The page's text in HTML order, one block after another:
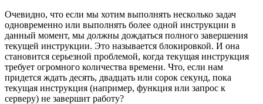
Очевидно, что если мы хотим выполнять несколько задач
одновременно или выполнять более одной инструкции в
данный момент, мы должны дождаться полного завершения
текущей инструкции. Это называется блокировкой. И она
становится серьезной проблемой, когда текущая инструкция
требует огромного количества времени. Что, если нам
придется ждать десять, двадцать или сорок секунд, пока
текущая инструкция (например, функция или запрос к
серверу) не завершит работу?